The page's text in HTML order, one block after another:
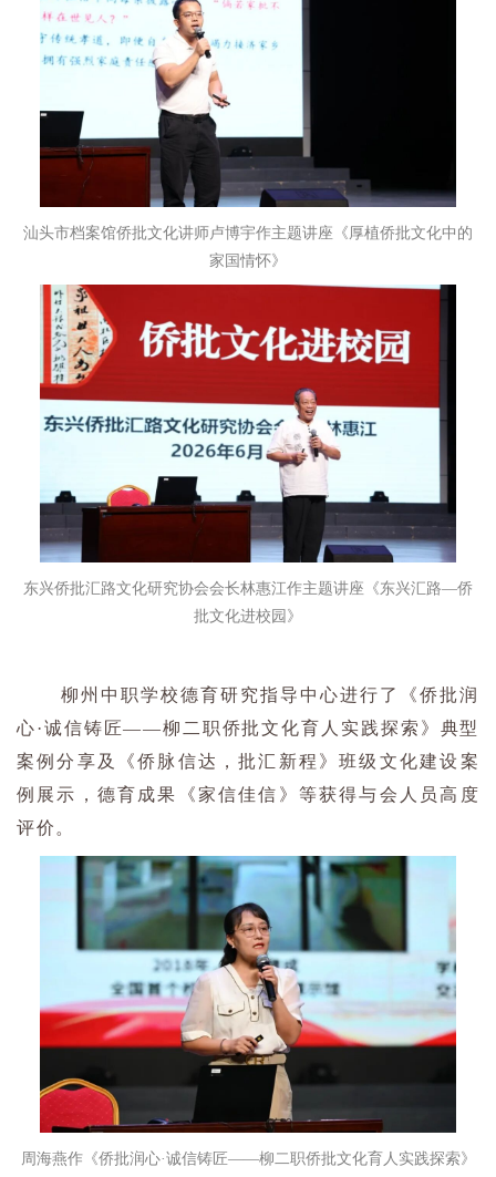
汕头市档案馆侨批文化讲师卢博宇作主题讲座《厚植侨批文化中的
家国情怀》
东兴侨批汇路文化研究协会会长林惠江作主题讲座《东兴汇路—侨
批文化进校园》
柳州中职学校德育研究指导中心进行了《侨批润
心·诚信铸匠——柳二职侨批文化育人实践探索》典型
案例分享及《侨脉信达，批汇新程》班级文化建设案
例展示，德育成果《家信佳信》等获得与会人员高度
评价。
周海燕作《侨批润心·诚信铸匠——柳二职侨批文化育人实践探索》